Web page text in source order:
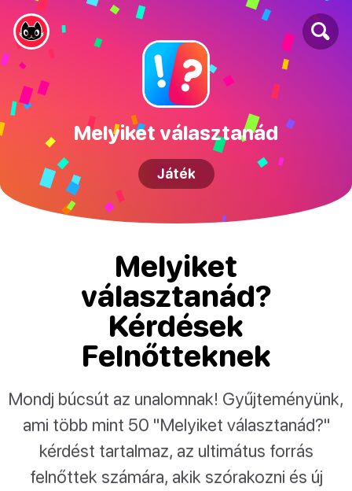
Melyiket választanád
Játék
Melyiket
választanád?
Kérdések
Felnőtteknek
Mondj búcsút az unalomnak! Gyűjteményünk,
ami több mint 50 "Melyiket választanád?"
kérdést tartalmaz, az ultimátus forrás
felnőttek számára, akik szórakozni és új